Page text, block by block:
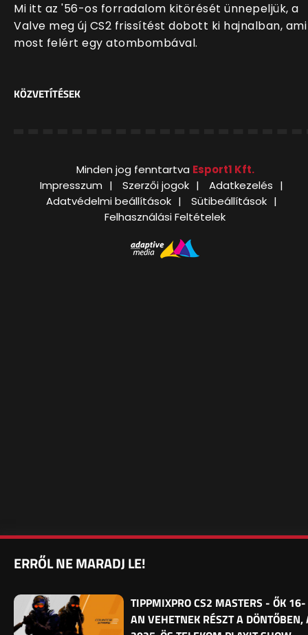
Mi itt az '56-os forradalom kitörését ünnepeljük, a
Valve meg új CS2 frissítést dobott ki hajnalban, ami
most felért egy atombombával.
KÖZVETÍTÉSEK
Minden jog fenntartva Esport1 Kft.
Impresszum
Szerzői jogok
Adatkezelés
Adatvédelmi beállítások
Sütibeállítások
Felhasználási Feltételek
ERRŐL NE MARADJ LE!
TIPPMIXPRO CS2 MASTERS - ŐK 16-
AN VEHETNEK RÉSZT A DÖNTŐBEN,